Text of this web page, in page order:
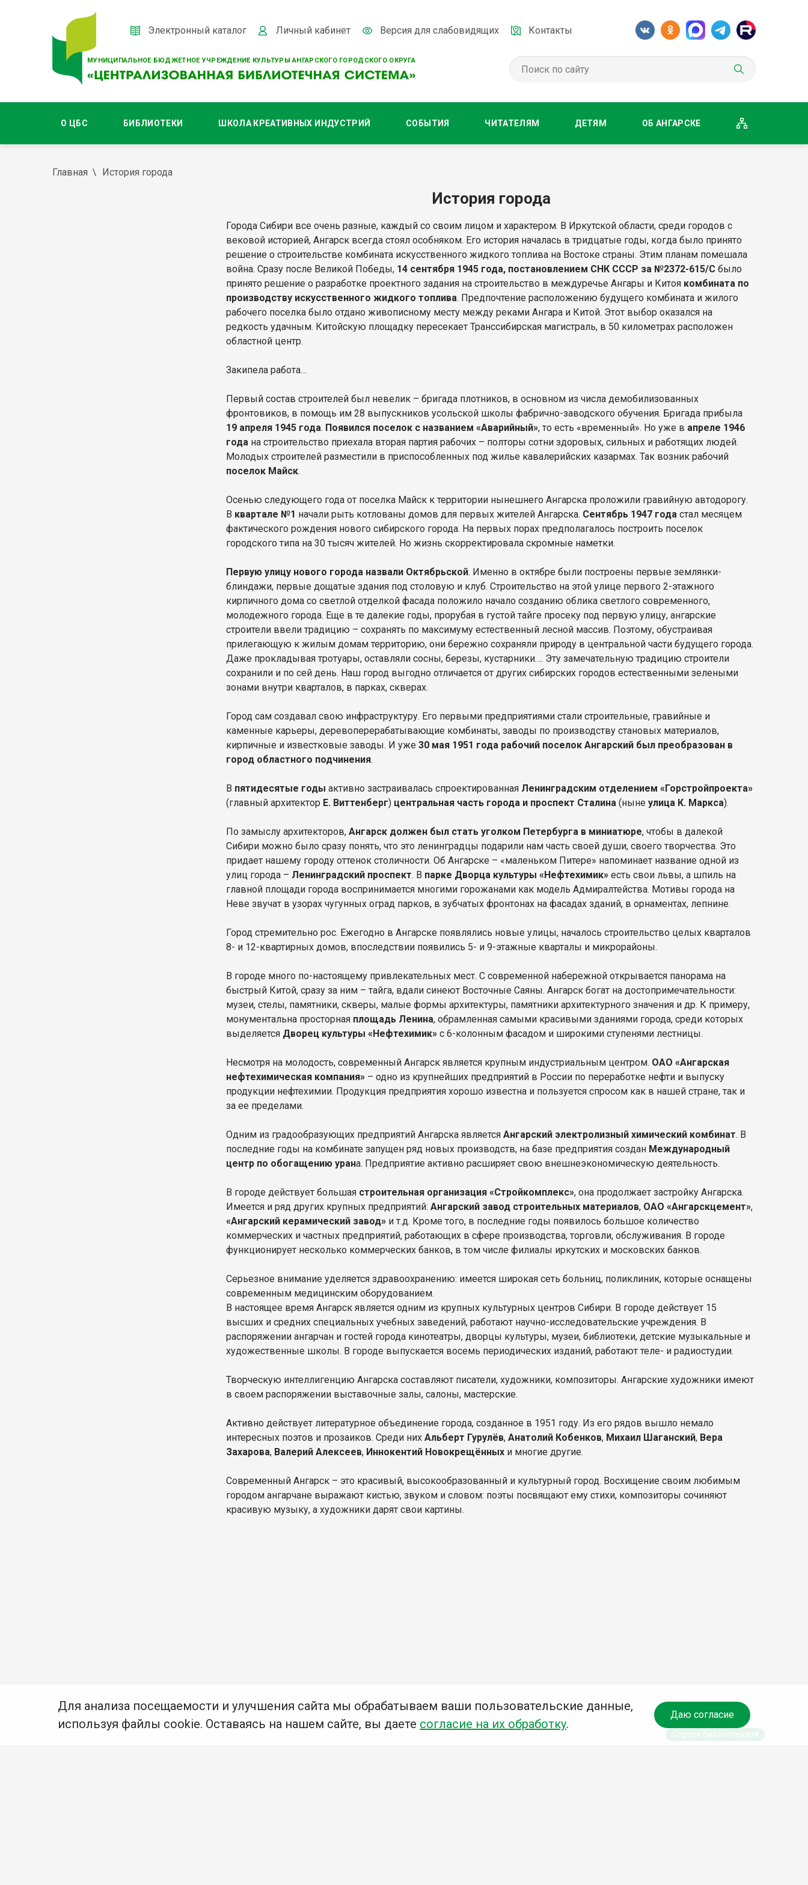
МУНИЦИПАЛЬНОЕ БЮДЖЕТНОЕ УЧРЕЖДЕНИЕ КУЛЬТУРЫ АНГАРСКОГО ГОРОДСКОГО ОКРУГА
Электронный каталог Личный кабинет Версия для слабовидящих Контакты
О ЦБС БИБЛИОТЕКИ ШКОЛА КРЕАТИВНЫХ ИНДУСТРИЙ СОБЫТИЯ ЧИТАТЕЛЯМ ДЕТЯМ ОБ АНГАРСКЕ
Главная История города
История города
Города Сибири все очень разные, каждый со своим лицом и характером. В Иркутской области, среди городов с
вековой историей, Ангарск всегда стоял особняком. Его история началась в тридцатые годы, когда было принято
решение о строительстве комбината искусственного жидкого топлива на Востоке страны. Этим планам помешала
война. Сразу после Великой Победы, 14 сентября 1945 года, постановлением СНК СССР за №2372-615/С было
принято решение о разработке проектного задания на строительство в междуречье Ангары и Китоя комбината по
производству искусственного жидкого топлива. Предпочтение расположению будущего комбината и жилого
рабочего поселка было отдано живописному месту между реками Ангара и Китой. Этот выбор оказался на
редкость удачным. Китойскую площадку пересекает Транссибирская магистраль, в 50 километрах расположен
областной центр.
Закипела работа…
Первый состав строителей был невелик – бригада плотников, в основном из числа демобилизованных
фронтовиков, в помощь им 28 выпускников усольской школы фабрично-заводского обучения. Бригада прибыла
19 апреля 1945 года. Появился поселок с названием «Аварийный», то есть «временный». Но уже в апреле 1946
года на строительство приехала вторая партия рабочих – полторы сотни здоровых, сильных и работящих людей.
Молодых строителей разместили в приспособленных под жилье кавалерийских казармах. Так возник рабочий
поселок Майск.
Осенью следующего года от поселка Майск к территории нынешнего Ангарска проложили гравийную автодорогу.
В квартале №1 начали рыть котлованы домов для первых жителей Ангарска. Сентябрь 1947 года стал месяцем
фактического рождения нового сибирского города. На первых порах предполагалось построить поселок
городского типа на 30 тысяч жителей. Но жизнь скорректировала скромные наметки.
Первую улицу нового города назвали Октябрьской. Именно в октябре были построены первые землянки-
блиндажи, первые дощатые здания под столовую и клуб. Строительство на этой улице первого 2-этажного
кирпичного дома со светлой отделкой фасада положило начало созданию облика светлого современного,
молодежного города. Еще в те далекие годы, прорубая в густой тайге просеку под первую улицу, ангарские
строители ввели традицию – сохранять по максимуму естественный лесной массив. Поэтому, обустраивая
прилегающую к жилым домам территорию, они бережно сохраняли природу в центральной части будущего города.
Даже прокладывая тротуары, оставляли сосны, березы, кустарники…. Эту замечательную традицию строители
сохранили и по сей день. Наш город выгодно отличается от других сибирских городов естественными зелеными
зонами внутри кварталов, в парках, скверах.
Город сам создавал свою инфраструктуру. Его первыми предприятиями стали строительные, гравийные и
каменные карьеры, деревоперерабатывающие комбинаты, заводы по производству становых материалов,
кирпичные и известковые заводы. И уже30 мая 1951 года рабочий поселок Ангарский был преобразован в
город областного подчинения.
В пятидесятые годы активно застраивалась спроектированная Ленинградским отделением «Горстройпроекта»
(главный архитектор Е. Виттенберг) центральная часть города и проспект Сталина (нынеулица К. Маркса).
По замыслу архитекторов,Ангарск должен был стать уголком Петербурга в миниатюре, чтобы в далекой
Сибири можно было сразу понять, что это ленинградцы подарили нам часть своей души, своего творчества. Это
придает нашему городу оттенок столичности. Об Ангарске – «маленьком Питере» напоминает название одной из
улиц города – Ленинградский проспект. В парке Дворца культуры «Нефтехимик» есть свои львы, а шпиль на
главной площади города воспринимается многими горожанами как модель Адмиралтейства. Мотивы города на
Неве звучат в узорах чугунных оград парков, в зубчатых фронтонах на фасадах зданий, в орнаментах, лепнине.
Город стремительно рос. Ежегодно в Ангарске появлялись новые улицы, началось строительство целых кварталов
8- и 12-квартирных домов, впоследствии появились 5- и 9-этажные кварталы и микрорайоны.
В городе много по-настоящему привлекательных мест. С современной набережной открывается панорама на
быстрый Китой, сразу за ним – тайга, вдали синеют Восточные Саяны. Ангарск богат на достопримечательности:
музеи, стелы, памятники, скверы, малые формы архитектуры, памятники архитектурного значения и др. К примеру,
монументальна просторная площадь Ленина, обрамленная самыми красивыми зданиями города, среди которых
выделяется Дворец культуры «Нефтехимик» с 6-колонным фасадом и широкими ступенями лестницы.
Несмотря на молодость, современный Ангарск является крупным индустриальным центром. ОАО «Ангарская
нефтехимическая компания» – одно из крупнейших предприятий в России по переработке нефти и выпуску
продукции нефтехимии. Продукция предприятия хорошо известна и пользуется спросом как в нашей стране, так и
за ее пределами.
Одним из градообразующих предприятий Ангарска являетсяАнгарский электролизный химический комбинат. В
последние годы на комбинате запущен ряд новых производств, на базе предприятия создан Международный
центр по обогащению урана. Предприятие активно расширяет свою внешнеэкономическую деятельность.
В городе действует большая строительная организация «Стройкомплекс», она продолжает застройку Ангарска.
Имеется и ряд других крупных предприятий:Ангарский завод строительных материалов, ОАО «Ангарскцемент»,
«Ангарский керамический завод» и т.д. Кроме того, в последние годы появилось большое количество
коммерческих и частных предприятий, работающих в сфере производства, торговли, обслуживания. В городе
функционирует несколько коммерческих банков, в том числе филиалы иркутских и московских банков.
Серьезное внимание уделяется здравоохранению: имеется широкая сеть больниц, поликлиник, которые оснащены
современным медицинским оборудованием.
В настоящее время Ангарск является одним из крупных культурных центров Сибири. В городе действует 15
высших и средних специальных учебных заведений, работают научно-исследовательские учреждения. В
распоряжении ангарчан и гостей города кинотеатры, дворцы культуры, музеи, библиотеки, детские музыкальные и
художественные школы. В городе выпускается восемь периодических изданий, работают теле- и радиостудии.
Творческую интеллигенцию Ангарска составляют писатели, художники, композиторы. Ангарские художники имеют
в своем распоряжении выставочные залы, салоны, мастерские.
Активно действует литературное объединение города, созданное в 1951 году. Из его рядов вышло немало
интересных поэтов и прозаиков. Среди нихАльберт Гурулёв,Анатолий Кобенков, Михаил Шаганский, Вера
Захарова, Валерий Алексеев, Иннокентий Новокрещённых и многие другие.
Современный Ангарск – это красивый, высокообразованный и культурный город. Восхищение своим любимым
городом ангарчане выражают кистью, звуком и словом: поэты посвящают ему стихи, композиторы сочиняют
красивую музыку, а художники дарят свои картины.
Для анализа посещаемости и улучшения сайта мы обрабатываем ваши пользовательские данные,
используя файлы cookie. Оставаясь на нашем сайте, вы даете согласие на их обработку.
Даю согласие
Спроси библиотекаря